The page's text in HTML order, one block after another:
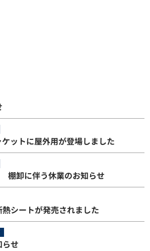
ケットに屋外用が登場しました
棚卸に伴う休業のお知らせ
熱シートが発売されました
せ